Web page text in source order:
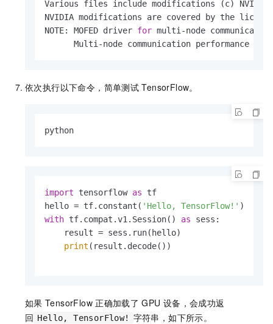
Various files include modifications (c) NVIDIA
NVIDIA modifications are covered by the
NOTE: MOFED driver for multi-node
Multi-node communication performance may
依次执行以下命令，简单测试 TensorFlow。
python
import tensorflow as tf
hello = tf.constant( 'Hello, TensorFlow!'
with tf.compat.v1.Session() as sess:
    result = sess.run(hello)
print (result.decode())
如果 TensorFlow 正确加载了 GPU 设备，会成功返
回 Hello, TensorFlow! 字符串，如下所示。